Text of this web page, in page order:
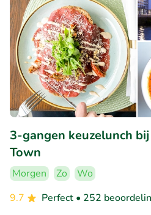
3-gangen keuzelunch
Town
Morgen Zo
Wo
9.7
Perfect • 252